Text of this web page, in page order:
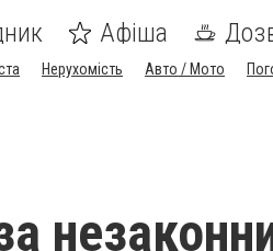
Афіша
Нерухомість Авто / Мото